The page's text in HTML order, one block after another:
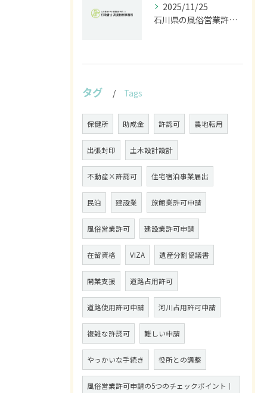
2025/11/25
石川県の風俗営業許可なら行政書士高見裕樹事務所｜金沢・野々市・白山対応｜警察事前相談から図面作成まで
タグ Tags
保健所 助成金 許認可 農地転用
出張封印 土木設計設計
不動産×許認可 住宅宿泊事業届出
民泊 建設業 旅館業許可申請
風俗営業許可 建設業許可申請
在留資格 VIZA 遺産分割協議書
開業支援 道路占用許可
道路使用許可申請 河川占用許可申請
複雑な許認可 難しい申請
やっかいな手続き 役所との調整
風俗営業許可申請の5つのチェックポイント｜